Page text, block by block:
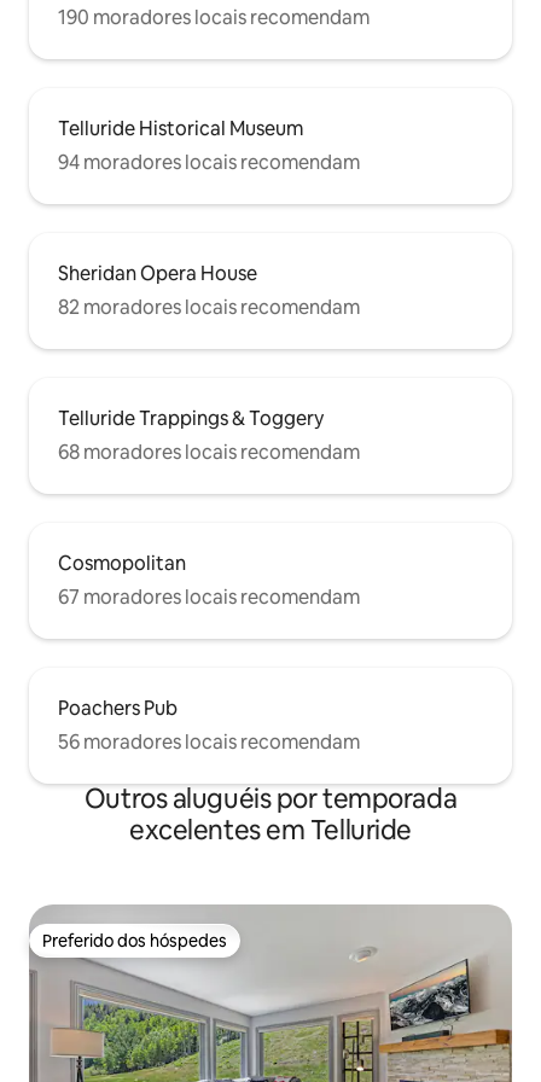
190 moradores locais recomendam
Telluride Historical Museum
94 moradores locais recomendam
Sheridan Opera House
82 moradores locais recomendam
Telluride Trappings & Toggery
68 moradores locais recomendam
Cosmopolitan
67 moradores locais recomendam
Poachers Pub
56 moradores locais recomendam
Outros aluguéis por temporada
excelentes em Telluride
Preferido dos hóspedes
Preferido dos hóspedes